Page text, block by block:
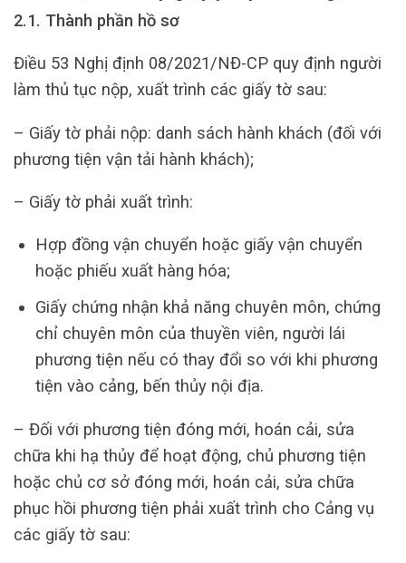
2.1. Thành phần hồ sơ
Điều 53 Nghị định 08/2021/NĐ-CP quy định người
làm thủ tục nộp, xuất trình các giấy tờ sau:
– Giấy tờ phải nộp: danh sách hành khách (đối với
phương tiện vận tải hành khách);
– Giấy tờ phải xuất trình:
Hợp đồng vận chuyển hoặc giấy vận chuyển
hoặc phiếu xuất hàng hóa;
Giấy chứng nhận khả năng chuyên môn, chứng
chỉ chuyên môn của thuyền viên, người lái
phương tiện nếu có thay đổi so với khi phương
tiện vào cảng, bến thủy nội địa.
– Đối với phương tiện đóng mới, hoán cải, sửa
chữa khi hạ thủy để hoạt động, chủ phương tiện
hoặc chủ cơ sở đóng mới, hoán cải, sửa chữa
phục hồi phương tiện phải xuất trình cho Cảng vụ
các giấy tờ sau: